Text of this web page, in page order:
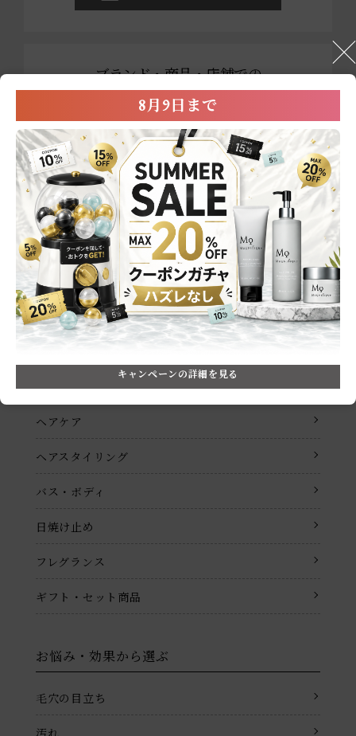
ブランド・商品・店舗での
お買い物に関する
お問い合わせ
0800-222-2202
営業時間：平日9:00～17:00
※祝祭日および年末年始を除く
メールでのお問い合わせ
商品一覧
メイクアップ
ヘアケア
ヘアスタイリング
バス・ボディ
日焼け止め
フレグランス
ギフト・セット商品
お悩み・効果から選ぶ
毛穴の目立ち
8月9日まで
キャンペーンの詳細を見る